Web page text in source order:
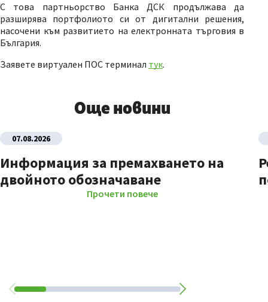
С това партньорство Банка ДСК продължава да
разширява портфолиото си от дигитални решения,
насочени към развитието на електронната търговия в
България.
Заявете виртуален ПОС терминал тук.
Още новини
07.08.2026
Информация за премахването на
двойното обозначаване
Прочети повече